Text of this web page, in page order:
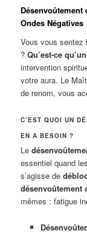
Ondes Négatives
Vous vous sentez
?Qu’est-ce
intervention
votre aura. Le
de renom, vous
C’EST QUOI UN
EN A BESOIN ?
Le
essentiel quand
s’agisse de
désenvoûtement
mêmes : fatigue